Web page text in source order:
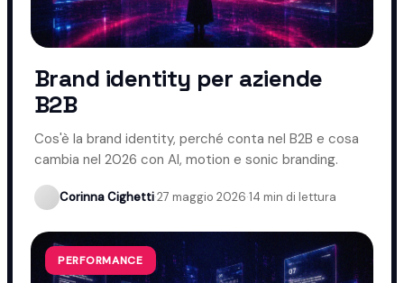
Brand identity per aziende
B2B
Cos'è la brand identity, perché conta nel B2B e cosa
cambia nel 2026 con AI, motion e sonic branding.
Corinna Cighetti·27 maggio 2026·14 min di lettura
PERFORMANCE